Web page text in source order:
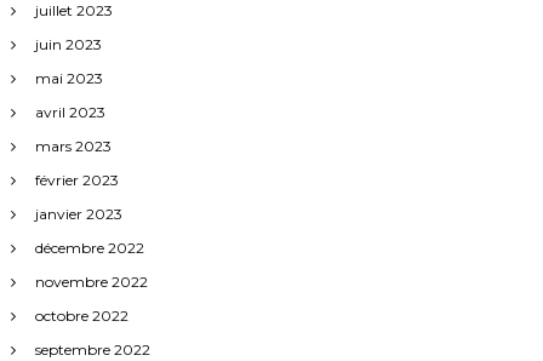
juillet 2023
juin 2023
mai 2023
avril 2023
mars 2023
février 2023
janvier 2023
décembre 2022
novembre 2022
octobre 2022
septembre 2022